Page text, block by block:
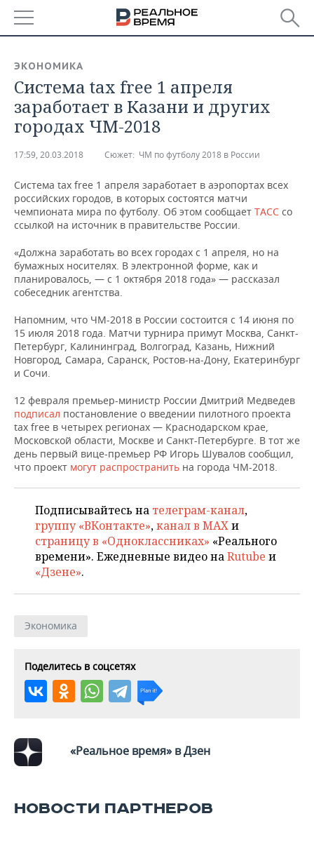
БАШКОРТОСТАН
ТАТАРСТАН
НОВОСТИ
АНАЛИТИКА
ДЕКЛАРАЦИИ О ДОХОДАХ
КОРОЛИ ГОСЗАКАЗА ПФО
КОМУ ПРИНАДЛЕЖАТ
ТОРГОВЫЕ ЦЕНТРЫ
ТАТАРСТАНА
НОВОСТИ ЭКОНОМИКИ
ФИНАНСЫ
БЮДЖЕТ
ПРОМЫШЛЕННОСТЬ
НОВОСТИ
ПРОМЫШЛЕННОСТИ
АГРОПРОМ
МАШИНОСТРОЕНИЕ
НЕФТЕХИМИЯ
НЕФТЬ
ЭНЕРГЕТИКА
НЕДВИЖИМОСТЬ
НОВОСТИ АВТО
БИЗНЕС
РОЗНИЧНАЯ ТОРГОВЛЯ
ТРАНСПОРТ
УСЛУГИ
НОВОСТИ ТЕХНОЛОГИЙ
IT
МЕДИА
ТЕЛЕКОММУНИКАЦИИ
МЕРОПРИЯТИЯ
НОВОСТИ МЕРОПРИЯТИЙ
ВЫЕЗДНАЯ РЕДАКЦИЯ
БИЗНЕС-БРАНЧИ
ONLINE-КОНФЕРЕНЦИИ
СПОРТ
НОВОСТИ СПОРТА
ФУТБОЛ
ХОККЕЙ
ВОЛЕЙБОЛ
КИБЕРСПОРТ
ФИГУРНОЕ КАТАНИЕ
ВОДНЫЕ ВИДЫ СПОРТА
ХОККЕЙ С МЯЧОМ
ОБЩЕСТВО
НОВОСТИ ОБЩЕСТВА
ВЛАСТЬ
ИСТОРИЯ
КУЛЬТУРА
МЕДИЦИНА
ОБРАЗОВАНИЕ
ПРОИСШЕСТВИЯ
ФОТОГАЛЕРЕЯ
СЮЖЕТЫ
СПРАВОЧНИК
СПИСОК ПЕРСОН
СПИСОК КОМПАНИЙ
ПОЛНАЯ ВЕРСИЯ
ЭКОНОМИКА
Система tax free 1 апреля
заработает в Казани и других
городах ЧМ-2018
17:59, 20.03.2018 Сюжет: ЧМ по футболу 2018 в России
Система tax free 1 апреля заработает в аэропортах всех
российских городов, в которых состоятся матчи
чемпионата мира по футболу. Об этом сообщает ТАСС со
ссылкой на источник в правительстве России.
«Должна заработать во всех городах с 1 апреля, но на
бумажных носителях. В электронной форме, как и
планировалось, — с 1 октября 2018 года» — рассказал
собеседник агентства.
Напомним, что ЧМ-2018 в России состоится с 14 июня по
15 июля 2018 года. Матчи турнира примут Москва, Санкт-
Петербург, Калининград, Волгоград, Казань, Нижний
Новгород, Самара, Саранск, Ростов-на-Дону, Екатеринбург
и Сочи.
12 февраля премьер-министр России Дмитрий Медведев
подписал постановление о введении пилотного проекта
tax free в четырех регионах — Краснодарском крае,
Московской области, Москве и Санкт-Петербурге. В тот же
день первый вице-премьер РФ Игорь Шувалов сообщил,
что проект могут распространить на города ЧМ-2018.
Подписывайтесь на телеграм-канал,
группу «ВКонтакте»,канал в MAXи
страницу в «Одноклассниках» «Реального
времени». Ежедневные видео наRutube и
«Дзене».
Экономика
Поделитесь в соцсетях
«Реальное время» в Дзен
НОВОСТИ ПАРТНЕРОВ